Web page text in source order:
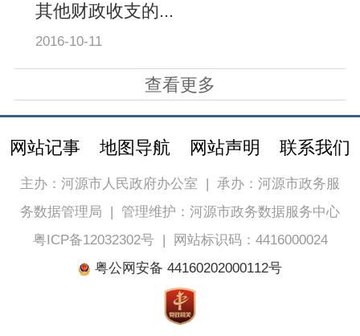
其他财政收支的...
2016-10-11
查看更多
网站记事 地图导航 网站声明 联系我们
主办：河源市人民政府办公室
承办：河源市政务服
务数据管理局
管理维护：河源市政务数据服务中心
粤ICP备12032302号|
网站标识码：4416000024
粤公网安备 44160202000112号